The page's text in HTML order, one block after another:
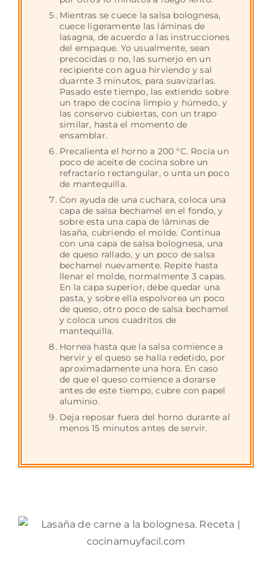
Mientras se cuece la salsa bolognesa,
cuece ligeramente las láminas de
lasagna, de acuerdo a las instrucciones
del empaque. Yo usualmente, sean
precocidas o no, las sumerjo en un
recipiente con agua hirviendo y sal
duarnte 3 minutos, para suavizarlas.
Pasado este tiempo, las extiendo sobre
un trapo de cocina limpio y húmedo, y
las conservo cubiertas, con un trapo
similar, hasta el momento de
ensamblar.
Precalienta el horno a 200 °C. Rocía un
poco de aceite de cocina sobre un
refractario rectangular, o unta un poco
de mantequilla.
Con ayuda de una cuchara, coloca una
capa de salsa bechamel en el fondo, y
sobre esta una capa de láminas de
lasaña, cubriendo el molde. Continua
con una capa de salsa bolognesa, una
de queso rallado, y un poco de salsa
bechamel nuevamente. Repite hasta
llenar el molde, normalmente 3 capas.
En la capa superior, debe quedar una
pasta, y sobre ella espolvorea un poco
de queso, otro poco de salsa bechamel
y coloca unos cuadritos de
mantequilla.
Hornea hasta que la salsa comience a
hervir y el queso se halla redetido, por
aproximadamente una hora. En caso
de que el queso comience a dorarse
antes de este tiempo, cubre con papel
aluminio.
Deja reposar fuera del horno durante al
menos 15 minutos antes de servir.